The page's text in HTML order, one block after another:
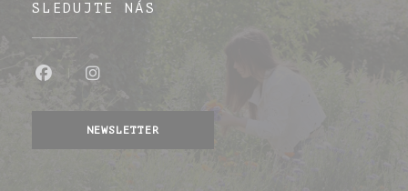
SLEDUJTE NÁS
NEWSLETTER